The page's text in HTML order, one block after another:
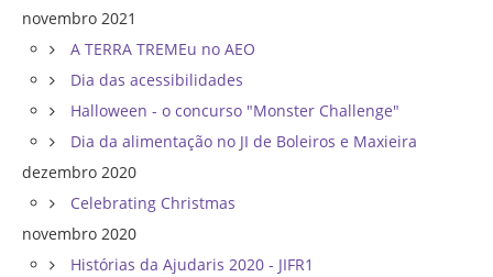
novembro 2021
A TERRA TREMEu no AEO
Dia das acessibilidades
Halloween - o concurso "Monster Challenge"
Dia da alimentação no JI de Boleiros e Maxieira
dezembro 2020
Celebrating Christmas
novembro 2020
Histórias da Ajudaris 2020 - JIFR1